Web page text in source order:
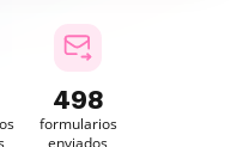
499
formularios
enviados